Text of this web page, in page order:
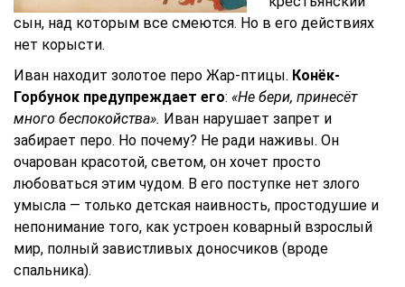
сын, над которым все смеются. Но в его действиях
нет корысти.
Иван находит золотое перо Жар-птицы. Конёк-
Горбунок предупреждает его: «Не бери, принесёт
много беспокойства». Иван нарушает запрет и
забирает перо. Но почему? Не ради наживы. Он
очарован красотой, светом, он хочет просто
любоваться этим чудом. В его поступке нет злого
умысла — только детская наивность, простодушие и
непонимание того, как устроен коварный взрослый
мир, полный завистливых доносчиков (вроде
спальника).